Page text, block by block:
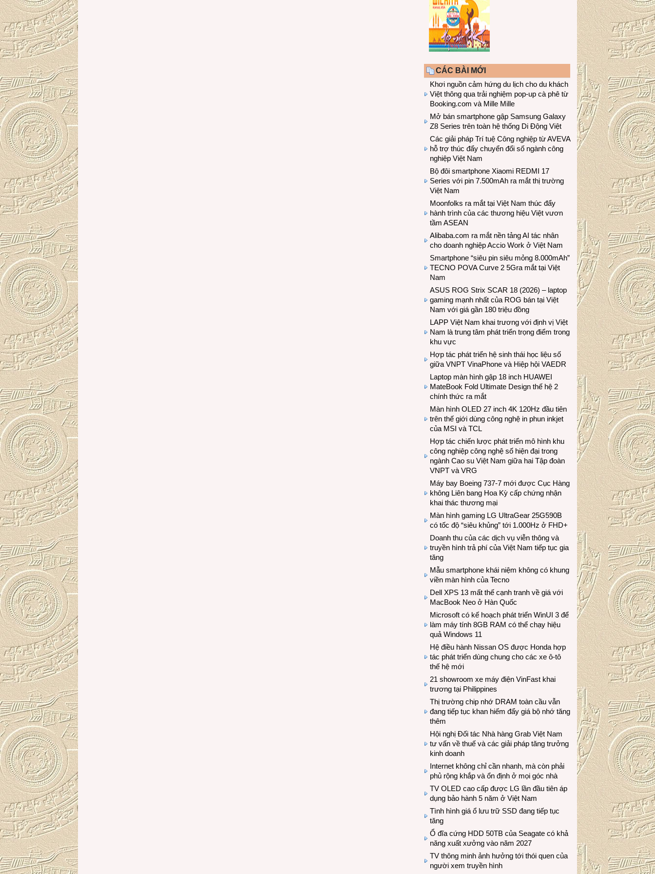
CÁC BÀI MỚI
Khơi nguồn cảm hứng du lịch cho du khách
Việt thông qua trải nghiệm pop-up cà phê từ
Booking.com và Mille Mille
Mở bán smartphone gập Samsung Galaxy
Z8 Series trên toàn hệ thống Di Động Việt
Các giải pháp Trí tuệ Công nghiệp từ AVEVA
hỗ trợ thúc đẩy chuyển đổi số ngành công
nghiệp Việt Nam
Bộ đôi smartphone Xiaomi REDMI 17
Series với pin 7.500mAh ra mắt thị trường
Việt Nam
Moonfolks ra mắt tại Việt Nam thúc đẩy
hành trình của các thương hiệu Việt vươn
tầm ASEAN
Alibaba.com ra mắt nền tảng AI tác nhân
cho doanh nghiệp Accio Work ở Việt Nam
Smartphone “siêu pin siêu mỏng 8.000mAh”
TECNO POVA Curve 2 5Gra mắt tại Việt
Nam
ASUS ROG Strix SCAR 18 (2026) – laptop
gaming mạnh nhất của ROG bán tại Việt
Nam với giá gần 180 triệu đồng
LAPP Việt Nam khai trương với định vị Việt
Nam là trung tâm phát triển trọng điểm trong
khu vực
Hợp tác phát triển hệ sinh thái học liệu số
giữa VNPT VinaPhone và Hiệp hội VAEDR
Laptop màn hình gập 18 inch HUAWEI
MateBook Fold Ultimate Design thế hệ 2
chính thức ra mắt
Màn hình OLED 27 inch 4K 120Hz đầu tiên
trên thế giới dùng công nghệ in phun inkjet
của MSI và TCL
Hợp tác chiến lược phát triển mô hình khu
công nghiệp công nghệ số hiện đại trong
ngành Cao su Việt Nam giữa hai Tập đoàn
VNPT và VRG
Máy bay Boeing 737-7 mới được Cục Hàng
không Liên bang Hoa Kỳ cấp chứng nhận
khai thác thương mại
Màn hình gaming LG UltraGear 25G590B
có tốc độ “siêu khủng” tới 1.000Hz ở FHD+
Doanh thu của các dịch vụ viễn thông và
truyền hình trả phí của Việt Nam tiếp tục gia
tăng
Mẫu smartphone khái niệm không có khung
viền màn hình của Tecno
Dell XPS 13 mất thế cạnh tranh về giá với
MacBook Neo ở Hàn Quốc
Microsoft có kế hoạch phát triển WinUI 3 để
làm máy tính 8GB RAM có thể chạy hiệu
quả Windows 11
Hệ điều hành Nissan OS được Honda hợp
tác phát triển dùng chung cho các xe ô-tô
thế hệ mới
21 showroom xe máy điện VinFast khai
trương tại Philippines
Thị trường chip nhớ DRAM toàn cầu vẫn
đang tiếp tục khan hiếm đẩy giá bộ nhớ tăng
thêm
Hội nghị Đối tác Nhà hàng Grab Việt Nam
tư vấn về thuế và các giải pháp tăng trưởng
kinh doanh
Internet không chỉ cần nhanh, mà còn phải
phủ rộng khắp và ổn định ở mọi góc nhà
TV OLED cao cấp được LG lần đầu tiên áp
dụng bảo hành 5 năm ở Việt Nam
Tình hình giá ổ lưu trữ SSD đang tiếp tục
tăng
Ổ đĩa cứng HDD 50TB của Seagate có khả
năng xuất xưởng vào năm 2027
TV thông minh ảnh hưởng tới thói quen của
người xem truyền hình